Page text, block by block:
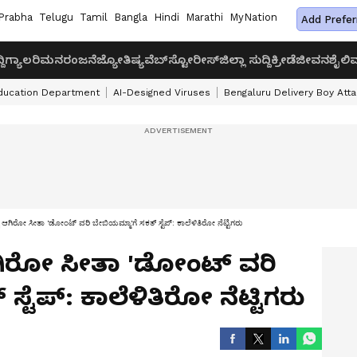
Telugu Tamil Bangla Hindi Marathi MyNation Add
ಗ್ಯಾಲರಿಮನರಂಜನೆಜ್ಯೋತಿಷ್ಯವೆಬ್‌ಸ್ಟೋರೀಸ್ಜಿಲ್ಲಾ ಸುದ್ದಿಕ್ರೀಡೆಜೀವನಶೈಲಿ
Department AI-Designed Viruses Bengaluru Delivery Boy
ಆಗಿರೋ ಸೀತಾ 'ಡೋಂಟ್​ ವರಿ ಬೇಬಿಯಮ್ಮಾ'ಗೆ ಸಕತ್​ ಸ್ಟೆಪ್​: ಕಾಲೆಳಿತಿರೋ ನೆಟ್ಟಿಗರು
ಸೀತಾ 'ಡೋಂಟ್​ ವರಿ
ಕಾಲೆಳಿತಿರೋ ನೆಟ್ಟಿಗರು